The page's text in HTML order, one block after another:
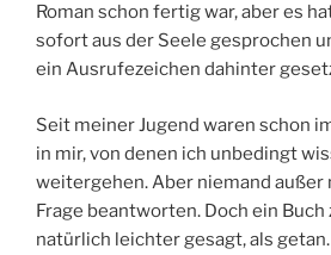
Roman schon fertig war, aber es
sofort aus der Seele gesprochen
ein Ausrufezeichen dahinter
Seit meiner Jugend waren schon
in mir, von denen ich unbedingt
weitergehen. Aber niemand außer
Frage beantworten. Doch ein
natürlich leichter gesagt, als